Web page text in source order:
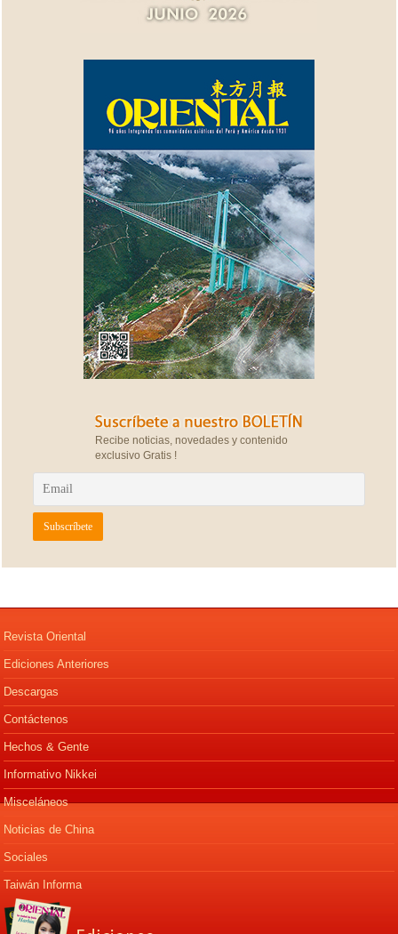
Recibe noticias, novedades y contenido
exclusivo Gratis !
Revista Oriental
Ediciones Anteriores
Descargas
Contáctenos
Hechos & Gente
Informativo Nikkei
Misceláneos
Noticias de China
Sociales
Taiwán Informa